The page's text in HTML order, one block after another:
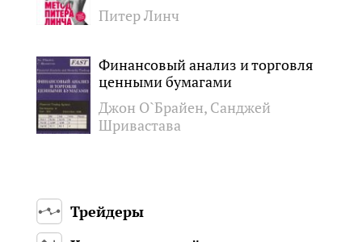
Питер Линч
Финансовый анализ и торговля
ценными бумагами
Джон О`Брайен, Санджей
Шривастава
Трейдеры